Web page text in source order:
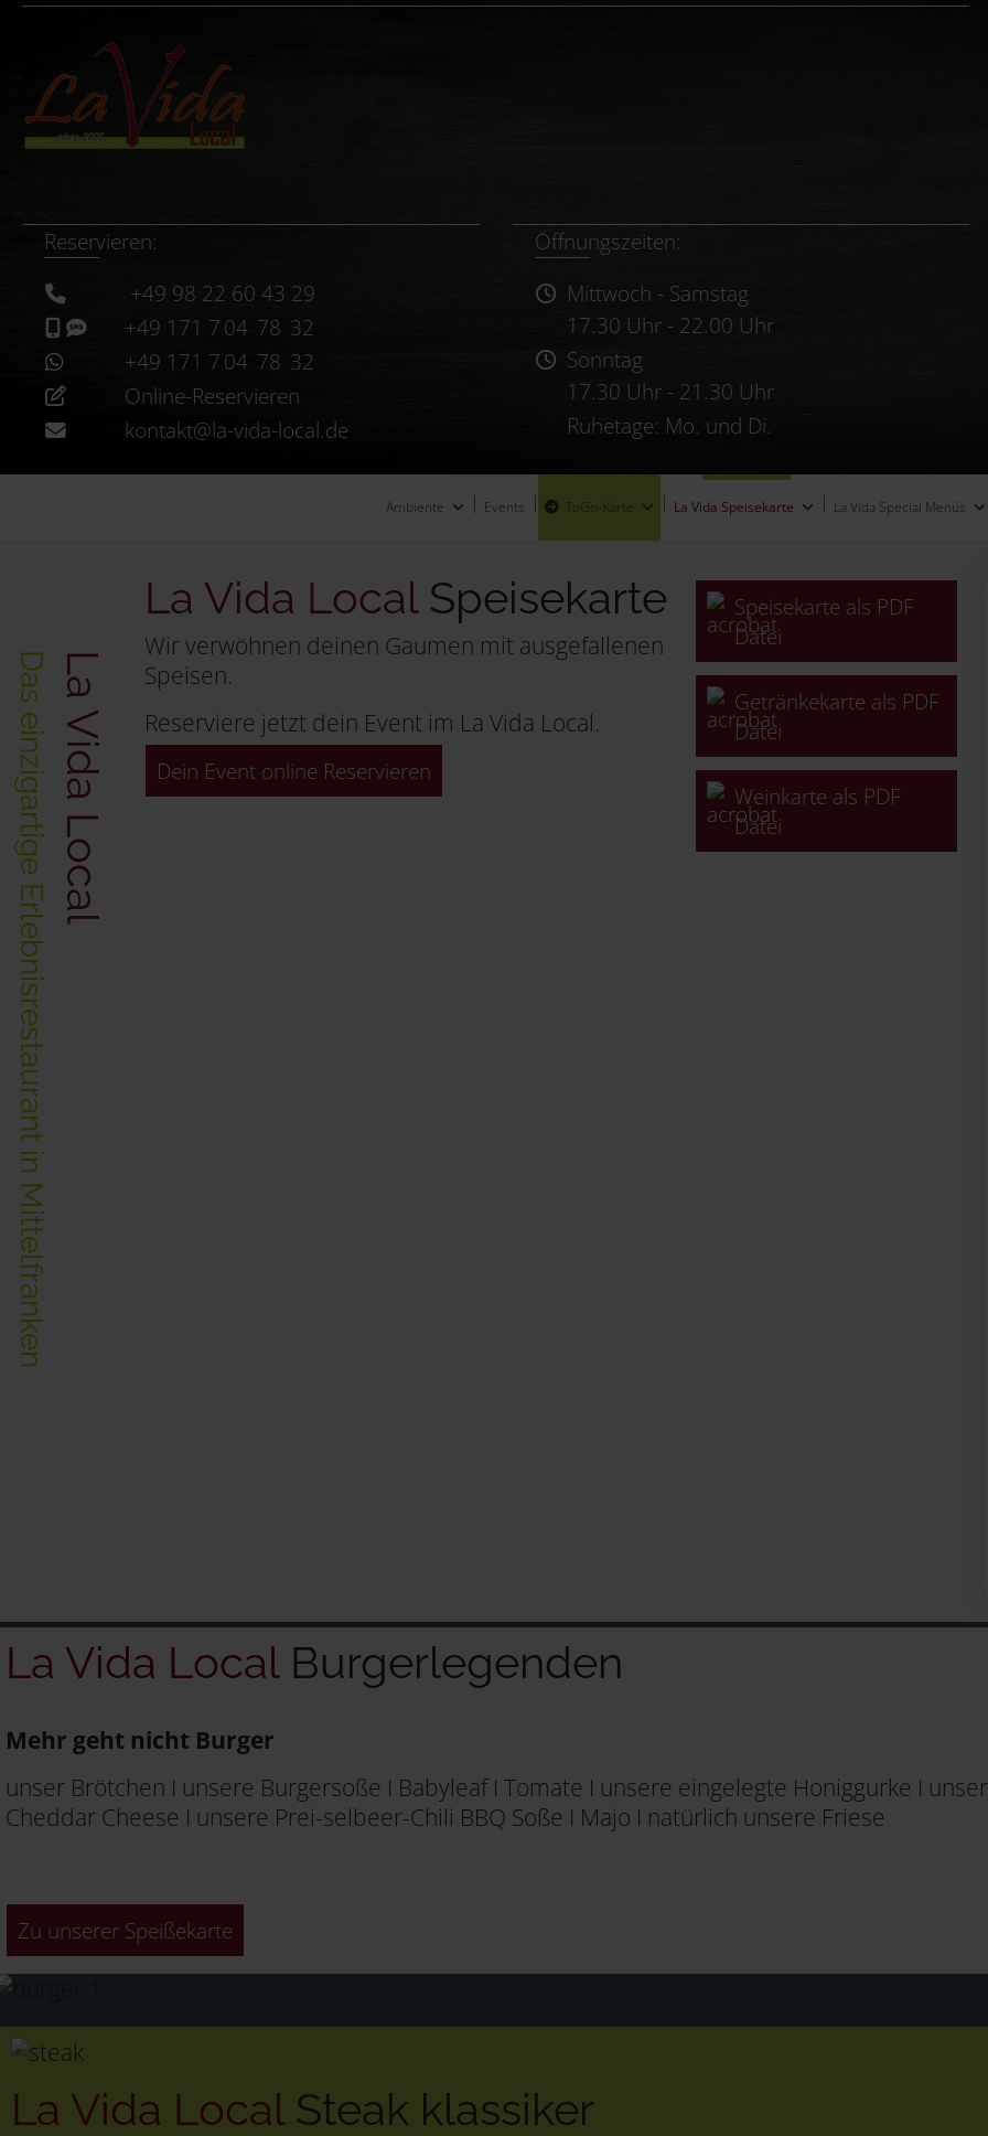
Reservieren:
+49 98 22 60 43 29
+49 171 7 04 78 32
+49 171 7 04 78 32
Online-Reservieren
kontakt@la-vida-local.de
Öffnungszeiten:
Mittwoch - Samstag
17.30 Uhr - 22.00 Uhr
Sonntag
17.30 Uhr - 21.30 Uhr
Ruhetage: Mo. und Di.
Ambiente Events ToGo-Karte La Vida Speisekarte La Vida Special Menüs
La Vida Local
Das einzigartige Erlebnisrestaurant in Mittelfranken
La Vida LocalSpeisekarte
Wir verwöhnen deinen Gaumen mit ausgefallenen
Speisen.
Reserviere jetzt dein Event im La Vida Local.
Dein Event online Reservieren
Speisekarte als PDF
Datei
Getränkekarte als PDF
Datei
Weinkarte als PDF
Datei
La Vida Local Burgerlegenden
Mehr geht nicht Burger
unser Brötchen I unsere Burgersoße I Babyleaf I Tomate I unsere eingelegte Honiggurke I
Cheddar Cheese I unsere Prei-selbeer-Chili BBQ Soße I Majo I natürlich unsere Friese
Zu unserer Speißekarte
La Vida Local Steak klassiker